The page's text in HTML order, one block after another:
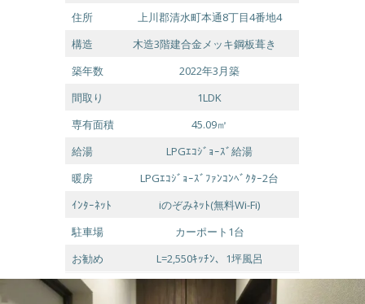
住所
上川郡清水町本通8丁目4番地4
構造
木造3階建合金メッキ鋼板葺き
築年数
2022年3月築
間取り
1LDK
専有面積
45.09㎡
給湯
LPGｴｺｼﾞｮｰｽﾞ給湯
暖房
LPGｴｺｼﾞｮｰｽﾞﾌｧﾝｺﾝﾍﾞｸﾀｰ2台
ｲﾝﾀｰﾈｯﾄ
iのぞみﾈｯﾄ(無料Wi-Fi)
駐車場
カーポート1台
お勧め
L=2,550ｷｯﾁﾝ、1坪風呂